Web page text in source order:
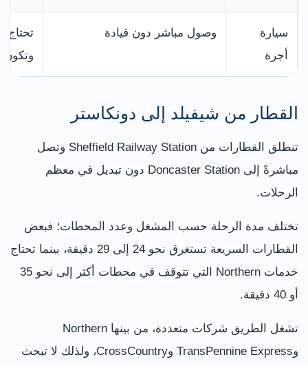
سيارة
أجرة
وصول مباشر دون قيادة
تحتاج
وتكون
القطار من شيفيلد إلى دونكاستر
تنطلق القطارات من Sheffield Railway Station وتصل
مباشرةً إلى Doncaster Station دون تبديل في معظم
الرحلات.
تختلف مدة الرحلة حسب المشغل وعدد المحطات؛ فبعض
القطارات السريعة تستغرق نحو 24 إلى 29 دقيقة، بينما تحتاج
خدمات Northern التي تتوقف في محطات أكثر إلى نحو 35
أو 40 دقيقة.
تشغل الطريق شركات متعددة، من بينها Northern
وTransPennine Express وCrossCountry، ولذلك لا تبحث